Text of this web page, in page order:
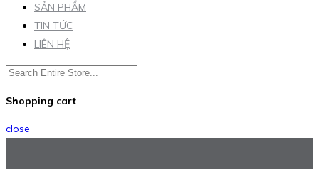
SẢN PHẨM
TIN TỨC
LIÊN HỆ
Shopping cart
close